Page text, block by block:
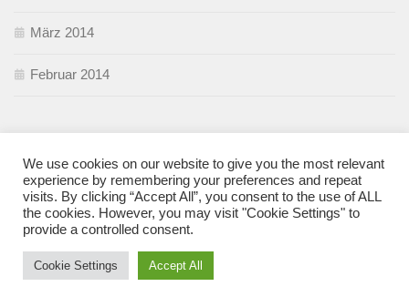
März 2014
Februar 2014
#1SatzInterview
Auto
Baby
We use cookies on our website to give you the most relevant
experience by remembering your preferences and repeat
visits. By clicking “Accept All”, you consent to the use of ALL
the cookies. However, you may visit "Cookie Settings" to
provide a controlled consent.
Cookie Settings Accept All